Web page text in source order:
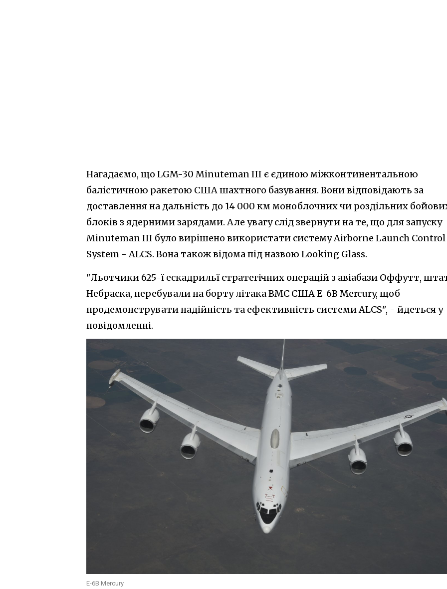
Нагадаємо, що LGM-30 Minuteman III є єдиною міжконтинентальною
балістичною ракетою США шахтного базування. Вони відповідають за
доставлення на дальність до 14 000 км моноблочних чи роздільних
блоків з ядерними зарядами. Але увагу слід звернути на те, що для запуску
Minuteman III було вирішено використати систему Airborne Launch Control
System - ALCS. Вона також відома під назвою Looking Glass.
"Льотчики 625-ї ескадрильї стратегічних операцій з авіабази Оффутт,
Небраска, перебували на борту літака ВМС США E-6B Mercury, щоб
продемонструвати надійність та ефективність системи ALCS", - йдеться у
повідомленні.
E-6B Mercury